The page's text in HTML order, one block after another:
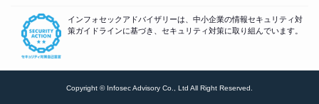
インフォセックアドバイザリーは、中小企業の情報セキュリティ対
策ガイドラインに基づき、セキュリティ対策に取り組んでいます。
Copyright © Infosec Advisory Co., Ltd All Right Reserved.